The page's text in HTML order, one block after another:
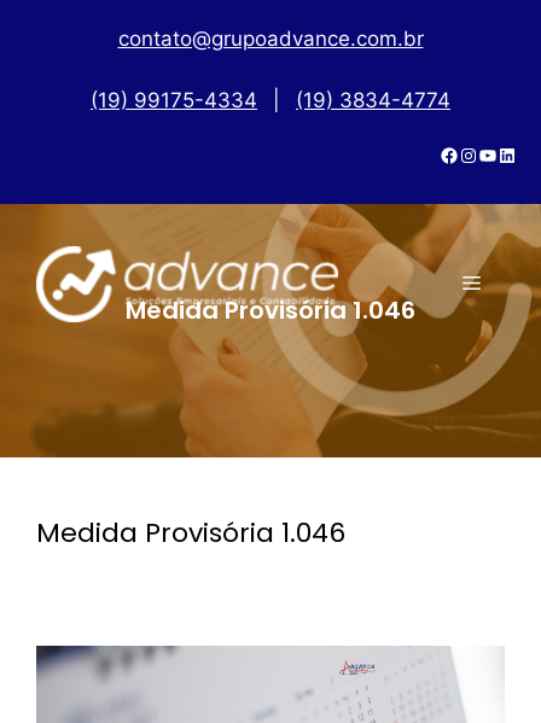
contato@grupoadvance.com.br
(19) 99175-4334 (19) 3834-4774
Medida Provisória 1.046
Medida Provisória 1.046